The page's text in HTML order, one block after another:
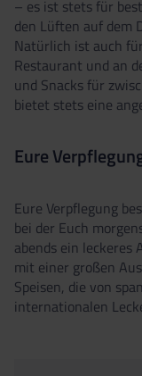
– es ist stets für
den Lüften auf dem
Natürlich ist auch
Restaurant und an
und Snacks für
bietet stets eine
Eure
Eure Verpflegung
bei der Euch
abends ein leckeres
mit einer großen
Speisen, die von
internationalen